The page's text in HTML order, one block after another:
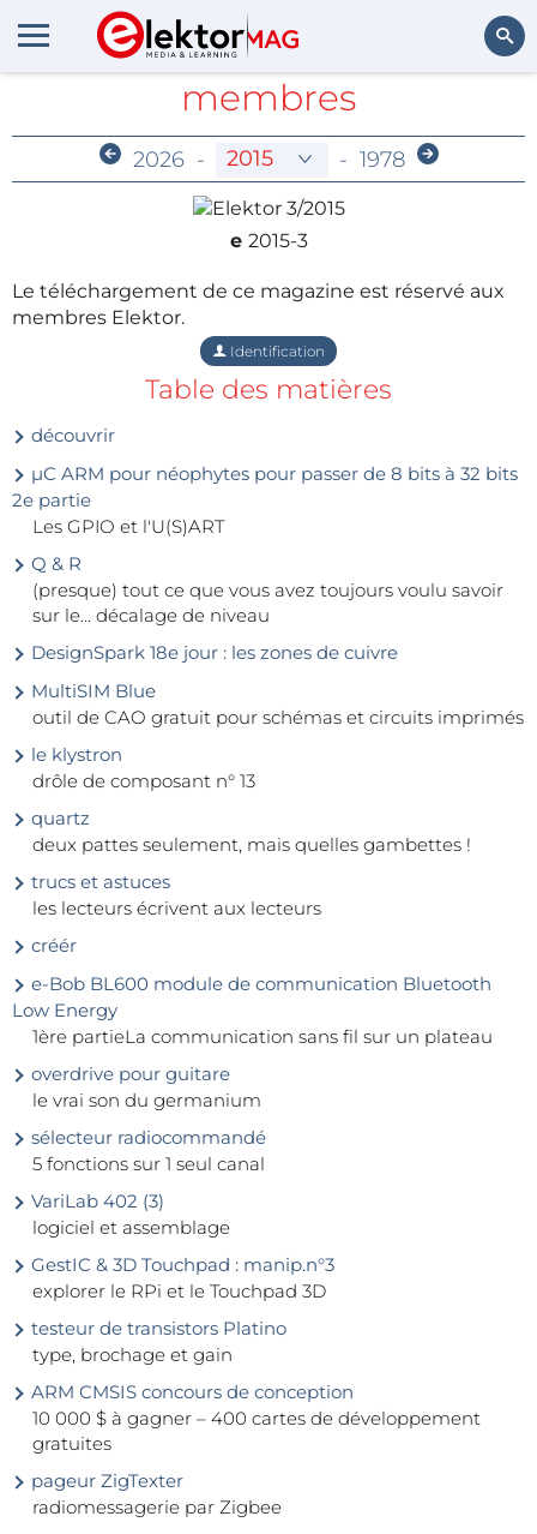
Archives réservées aux
membres
2026 - - 1978
e 2015-3
Le téléchargement de ce magazine est réservé aux
membres Elektor.
Identification
Table des matières
découvrir
µC ARM pour néophytes pour passer de 8 bits à 32 bits
2e partie
Les GPIO et l'U(S)ART
Q & R
(presque) tout ce que vous avez toujours voulu savoir
sur le… décalage de niveau
DesignSpark 18e jour : les zones de cuivre
MultiSIM Blue
outil de CAO gratuit pour schémas et circuits imprimés
le klystron
drôle de composant n° 13
quartz
deux pattes seulement, mais quelles gambettes !
trucs et astuces
les lecteurs écrivent aux lecteurs
créér
e-Bob BL600 module de communication Bluetooth
Low Energy
1ère partieLa communication sans fil sur un plateau
overdrive pour guitare
le vrai son du germanium
sélecteur radiocommandé
5 fonctions sur 1 seul canal
VariLab 402 (3)
logiciel et assemblage
GestIC & 3D Touchpad : manip.n°3
explorer le RPi et le Touchpad 3D
testeur de transistors Platino
type, brochage et gain
ARM CMSIS concours de conception
10 000 $ à gagner – 400 cartes de développement
gratuites
pageur ZigTexter
radiomessagerie par Zigbee